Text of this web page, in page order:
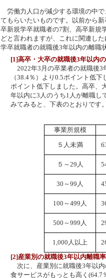
労働力人口が減少する環境の中で
てもらいたいものです。以前から
卒新規学卒就職者の7割、高卒新規
どと言われますが、これに関連し
学卒就職者の就職後3年以内の離職
[1]高卒・大卒の就職後3年以内
2022年3月の卒業者の就職後3
（38.4％）より0.5ポイント低
ポイント低下しました。高卒、
年以内に3人のうち1人が離職し
みてみると、下表のとおりです。
事業所規模
５人未満
５～29人
30～99人
100～499人
500～999人
1,000人以上
[2]産業別の就職後3年以内離職率
次に、産業別に就職後3年以
食サービスがもっとも高く(64.7